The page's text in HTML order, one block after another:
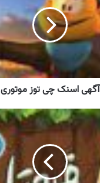
آگهی اسنک چی توز موتوری